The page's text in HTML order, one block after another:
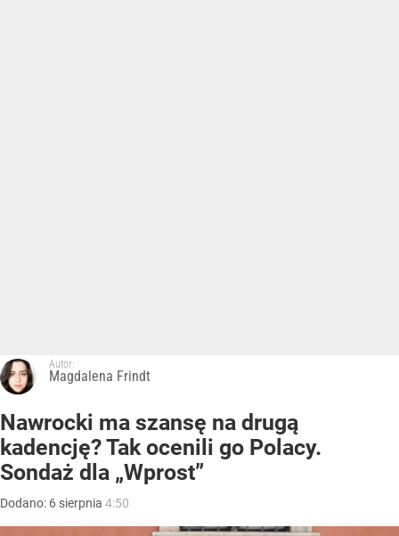
Autor:
Magdalena Frindt
Nawrocki ma szansę na drugą
kadencję? Tak ocenili go Polacy.
Sondaż dla „Wprost”
Dodano: 6 sierpnia 4:50